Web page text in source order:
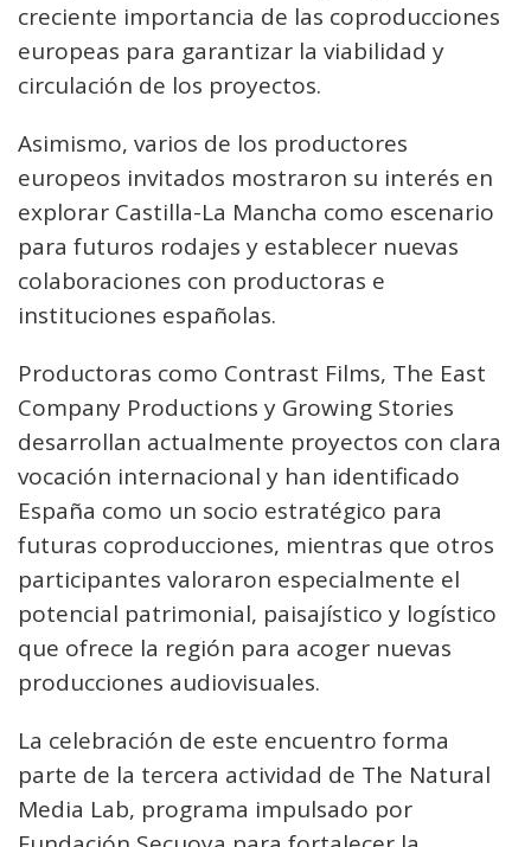
creciente importancia de las coproducciones
europeas para garantizar la viabilidad y
circulación de los proyectos.
Asimismo, varios de los productores
europeos invitados mostraron su interés en
explorar Castilla-La Mancha como escenario
para futuros rodajes y establecer nuevas
colaboraciones con productoras e
instituciones españolas.
Productoras como Contrast Films, The East
Company Productions y Growing Stories
desarrollan actualmente proyectos con clara
vocación internacional y han identificado
España como un socio estratégico para
futuras coproducciones, mientras que otros
participantes valoraron especialmente el
potencial patrimonial, paisajístico y logístico
que ofrece la región para acoger nuevas
producciones audiovisuales.
La celebración de este encuentro forma
parte de la tercera actividad de The Natural
Media Lab, programa impulsado por